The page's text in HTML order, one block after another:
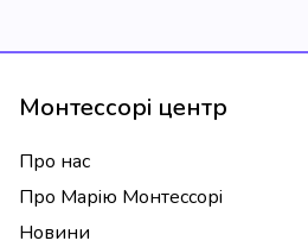
Монтессорі центр
Про нас
Про Марію Монтессорі
Новини